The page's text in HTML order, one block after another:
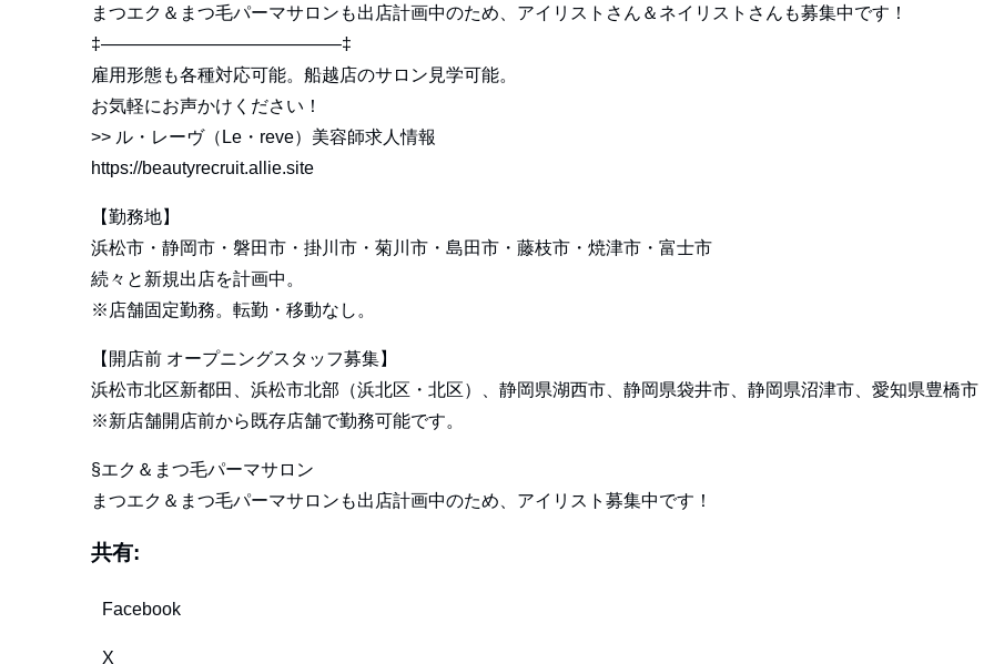
まつエク＆まつ毛パーマサロンも出店計画中のため、アイリストさん＆ネイリストさんも募集中です！
‡—————————————–‡
雇用形態も各種対応可能。船越店のサロン見学可能。
お気軽にお声かけください！
>> ル・レーヴ（Le・reve）美容師求人情報
https://beautyrecruit.allie.site
【勤務地】
浜松市・静岡市・磐田市・掛川市・菊川市・島田市・藤枝市・焼津市・富士市
続々と新規出店を計画中。
※店舗固定勤務。転勤・移動なし。
【開店前 オープニングスタッフ募集】
浜松市北区新都田、浜松市北部（浜北区・北区）、静岡県湖西市、静岡県袋井市、静岡県沼津市、愛知県豊橋市
※新店舗開店前から既存店舗で勤務可能です。
§エク＆まつ毛パーマサロン
まつエク＆まつ毛パーマサロンも出店計画中のため、アイリスト募集中です！
共有:
Facebook
X